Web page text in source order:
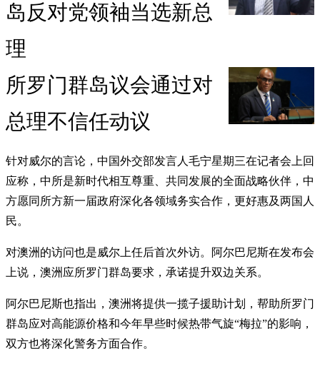
岛反对党领袖当选新总
理
所罗门群岛议会通过对
总理不信任动议
针对威尔的言论，中国外交部发言人毛宁星期三在记者会上回
应称，中所是新时代相互尊重、共同发展的全面战略伙伴，中
方愿同所方新一届政府深化各领域务实合作，更好惠及两国人
民。
对澳洲的访问也是威尔上任后首次外访。阿尔巴尼斯在发布会
上说，澳洲应所罗门群岛要求，承诺提升双边关系。
阿尔巴尼斯也指出，澳洲将提供一揽子援助计划，帮助所罗门
群岛应对高能源价格和今年早些时候热带气旋“梅拉”的影响，
双方也将深化警务方面合作。